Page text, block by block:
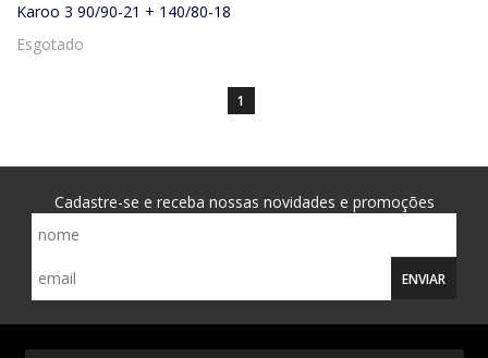
Karoo 3 90/90-21 + 140/80-18
Esgotado
1
Cadastre-se e receba nossas novidades e promoções
ENVIAR